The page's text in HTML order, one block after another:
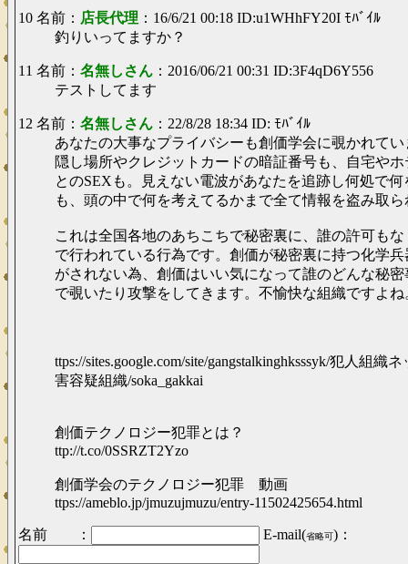
10 名前： 店長代理 ：16/6/21 00:18 ID:u1WHhFY20I ﾓﾊﾞｲﾙ
釣りいってますか？
11 名前： 名無しさん ：2016/06/21 00:31 ID:3F4qD6Y556
テストしてます
12 名前： 名無しさん ：22/8/28 18:34 ID: ﾓﾊﾞｲﾙ
あなたの大事なプライバシーも創価学会に覗かれて
隠し場所やクレジットカードの暗証番号も、自宅や
とのSEXも。見えない電波があなたを追跡し何処で何
も、頭の中で何を考えてるかまで全て情報を盗み取
これは全国各地のあちこちで秘密裏に、誰の許可も
で行われている行為です。創価が秘密裏に持つ化学
がされない為、創価はいい気になって誰のどんな秘
で覗いたり攻撃をしてきます。不愉快な組織ですよね
ttps://sites.google.com/site/gangstalkinghksssyk/犯人組織
害容疑組織/soka_gakkai
創価テクノロジー犯罪とは？
ttp://t.co/0SSRZT2Yzo
創価学会のテクノロジー犯罪 動画
ttps://ameblo.jp/jmuzujmuzu/entry-11502425654.html
名前 ： E-mail(省略可)：